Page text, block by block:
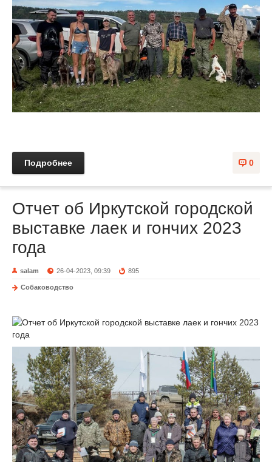
0
Подробнее
Отчет об Иркутской городской
выставке лаек и гончих 2023
года
salam 26-04-2023, 09:39 895
Собаководство